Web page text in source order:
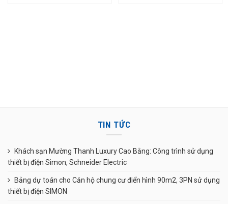
TIN TỨC
Khách sạn Mường Thanh Luxury Cao Bằng: Công trình sử dụng
thiết bị điện Simon, Schneider Electric
Bảng dự toán cho Căn hộ chung cư điển hình 90m2, 3PN sử dụng
thiết bị điện SIMON